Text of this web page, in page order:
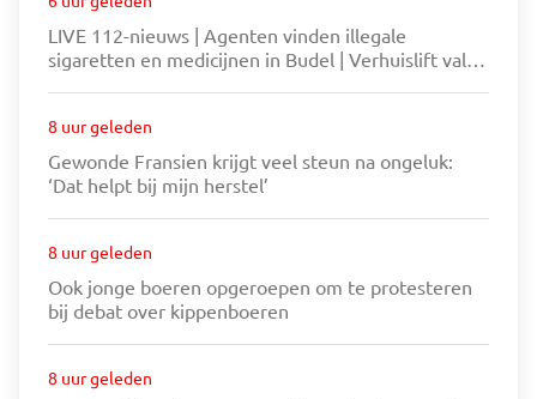
LIVE 112-nieuws | Agenten vinden illegale
sigaretten en medicijnen in Budel | Verhuislift valt
8 uur geleden
Gewonde Fransien krijgt veel steun na ongeluk:
‘Dat helpt bij mijn herstel’
8 uur geleden
Ook jonge boeren opgeroepen om te protesteren
bij debat over kippenboeren
8 uur geleden